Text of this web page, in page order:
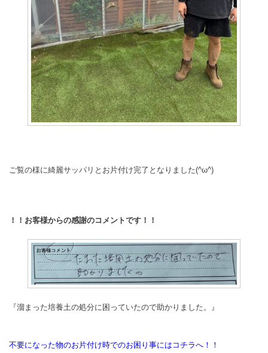
ご覧の様に綺麗サッパリとお片付け完了となりました(^ω^)
！！お客様からの感謝のコメントです！！
『溜まった培養土の処分に困っていたので助かりました。』
不要になった物のお片付け時でのお困り事にはコチラへ！！